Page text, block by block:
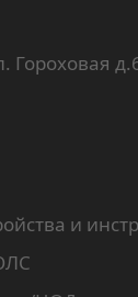
и
Гороховая